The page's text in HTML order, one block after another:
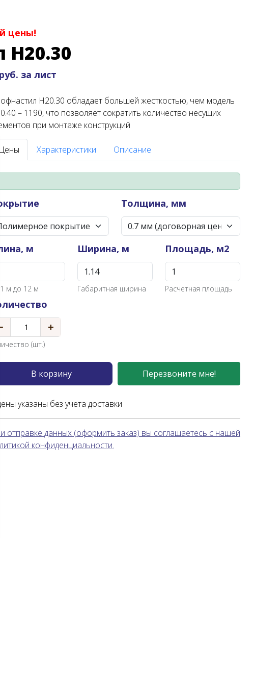
цены!
Н20.30
руб. за лист
Н20.30 обладает большей жесткостью, чем модель
– 1190, что позволяет сократить количество несущих
при монтаже конструкций
Цены Характеристики Описание
Толщина, мм
м
1 м до 12 м
Ширина, м
Габаритная ширина
Площадь, м2
Расчетная площадь
+
(шт.)
В корзину Перезвоните мне!
указаны без учета доставки
отправке данных (оформить заказ) вы соглашаетесь с нашей
конфиденциальности.